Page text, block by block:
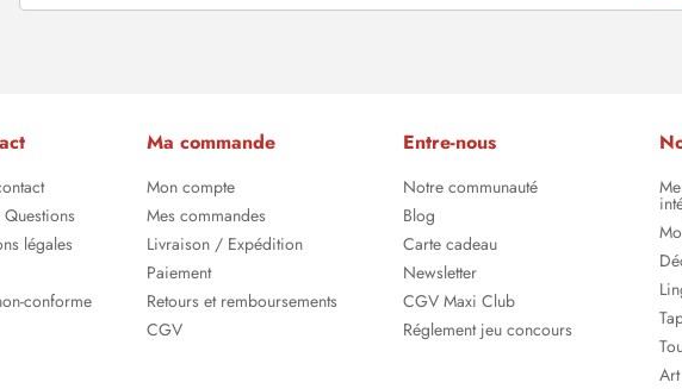
légales
conforme
Ma commande
Mon compte
Mes commandes
Livraison / Expédition
Paiement
Retours et remboursements
CGV
Entre-nous
Notre communauté
Blog
Carte cadeau
Newsletter
CGV Maxi Club
Réglement jeu concours